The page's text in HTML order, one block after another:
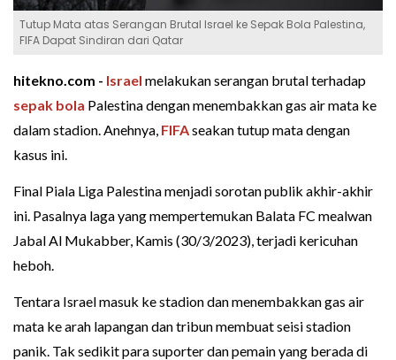
Tutup Mata atas Serangan Brutal Israel ke Sepak Bola Palestina,
FIFA Dapat Sindiran dari Qatar
hitekno.com - Israel melakukan serangan brutal terhadap
sepak bola Palestina dengan menembakkan gas air mata ke
dalam stadion. Anehnya, FIFAseakan tutup mata dengan
kasus ini.
Final Piala Liga Palestina menjadi sorotan publik akhir-akhir
ini. Pasalnya laga yang mempertemukan Balata FC mealwan
Jabal Al Mukabber, Kamis (30/3/2023), terjadi kericuhan
heboh.
Tentara Israel masuk ke stadion dan menembakkan gas air
mata ke arah lapangan dan tribun membuat seisi stadion
panik. Tak sedikit para suporter dan pemain yang berada di